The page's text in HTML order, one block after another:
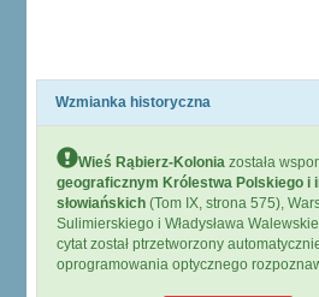
Wzmianka historyczna
Wieś Rąbierz-Kolonia została
geograficznym Królestwa Polskiego i
słowiańskich (Tom IX, strona 575),
Sulimierskiego i Władysława
cytat został ptrzetworzony
oprogramowania optycznego